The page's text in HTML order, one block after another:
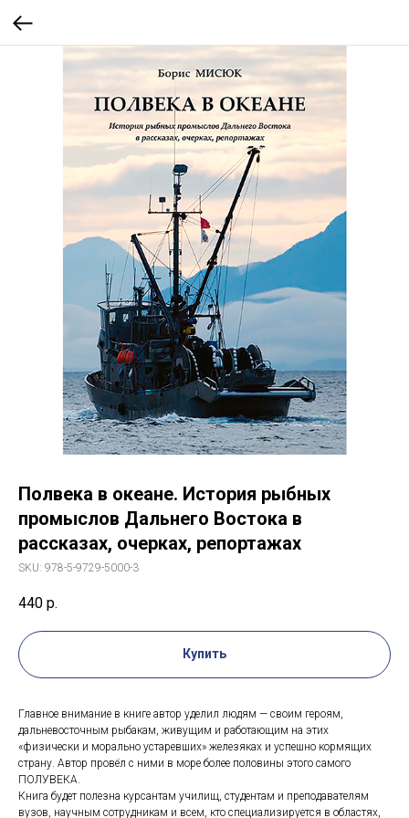
Полвека в океане. История рыбных
промыслов Дальнего Востока в
рассказах, очерках, репортажах
SKU: 978-5-9729-5000-3
440 р.
Купить
Главное внимание в книге автор уделил людям — своим героям,
дальневосточным рыбакам, живущим и работающим на этих
«физически и морально устаревших» железяках и успешно кормящих
страну. Автор провёл с ними в море более половины этого самого
ПОЛУВЕКА.
Книга будет полезна курсантам училищ, студентам и преподавателям
вузов, научным сотрудникам и всем, кто специализируется в областях,